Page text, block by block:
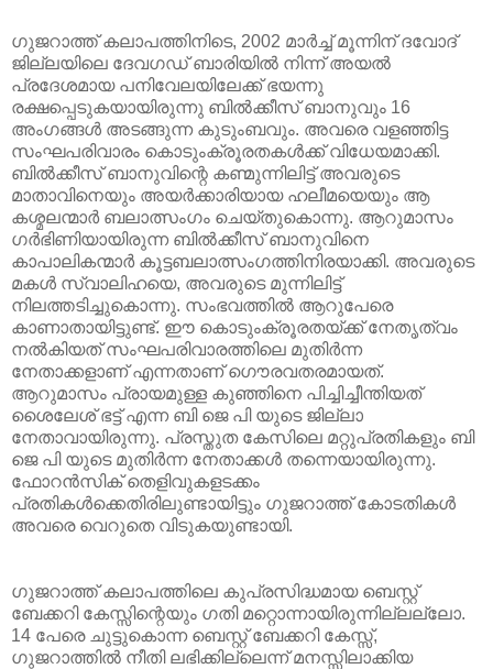
ഗുജറാത്ത് കലാപത്തിനിടെ, 2002 മാര്‍ച്ച് മൂന്നിന് ദവോദ്
ജില്ലയിലെ ദേവഗഡ് ബാരിയില്‍ നിന്ന് അയല്‍
പ്രദേശമായ പനിവേലയിലേക്ക് ഭയന്നു
രക്ഷപ്പെടുകയായിരുന്നു ബില്‍ക്കീസ് ബാനുവും 16
അംഗങ്ങള്‍ അടങ്ങുന്ന കുടുംബവും. അവരെ വളഞ്ഞിട്ട
സംഘപരിവാരം കൊടുംക്രൂരതകള്‍ക്ക് വിധേയമാക്കി.
ബില്‍ക്കീസ് ബാനുവിന്റെ കണ്മുന്നിലിട്ട് അവരുടെ
മാതാവിനെയും അയര്‍ക്കാരിയായ ഹലീമയെയും ആ
കശ്മലന്മാര്‍ ബലാത്സംഗം ചെയ്തുകൊന്നു. ആറുമാസം
ഗര്‍ഭിണിയായിരുന്ന ബില്‍ക്കീസ് ബാനുവിനെ
കാപാലികന്മാര്‍ കൂട്ടബലാത്സംഗത്തിനിരയാക്കി. അവരുടെ
മകള്‍ സ്വാലിഹയെ, അവരുടെ മുന്നിലിട്ട്
നിലത്തടിച്ചുകൊന്നു. സംഭവത്തില്‍ ആറുപേരെ
കാണാതായിട്ടുണ്ട്. ഈ കൊടുംക്രൂരതയ്ക്ക് നേതൃത്വം
നല്‍കിയത് സംഘപരിവാരത്തിലെ മുതിര്‍ന്ന
നേതാക്കളാണ് എന്നതാണ് ഗൌരവതരമായത്.
ആറുമാസം പ്രായമുള്ള കുഞ്ഞിനെ പിച്ചിച്ചീന്തിയത്
ശൈലേശ് ഭട്ട് എന്ന ബി ജെ പി യുടെ ജില്ലാ
നേതാവായിരുന്നു. പ്രസ്തുത കേസിലെ മറ്റുപ്രതികളും ബി
ജെ പി യുടെ മുതിര്‍ന്ന നേതാക്കള്‍ തന്നെയായിരുന്നു.
ഫോറന്‍സിക് തെളിവുകളടക്കം
പ്രതികള്‍ക്കെതിരിലുണ്ടായിട്ടും ഗുജറാത്ത് കോടതികള്‍
അവരെ വെറുതെ വിടുകയുണ്ടായി.
ഗുജറാത്ത് കലാപത്തിലെ കുപ്രസിദ്ധമായ ബെസ്റ്റ്
ബേക്കറി കേസ്സിന്റെയും ഗതി മറ്റൊന്നായിരുന്നില്ലല്ലോ.
14 പേരെ ചുട്ടുകൊന്ന ബെസ്റ്റ് ബേക്കറി കേസ്സ്,
ഗുജറാത്തില്‍ നീതി ലഭിക്കില്ലെന്ന് മനസ്സിലാക്കിയ